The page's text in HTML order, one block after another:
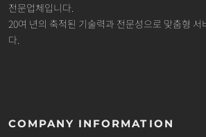
전문업체입니다.
20여 년의 축적된 기술력과 전문성으로 맞춤형 서
다.
COMPANY INFORMATION